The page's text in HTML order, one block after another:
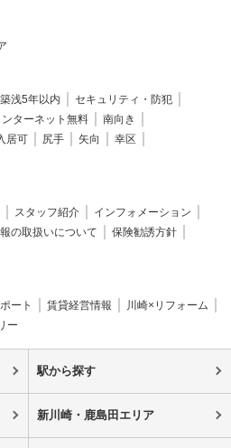
浅5年以内
セキュリティ・防犯
ンターネット無料
南向き
居可 尻手 矢向
幸区
スタッフ紹介
インフォメーション
の取扱いについて
保険勧誘方針
ート 賃貸経営情報
川崎×リフォーム
ー
駅から探す
新川崎・鹿島田エリア